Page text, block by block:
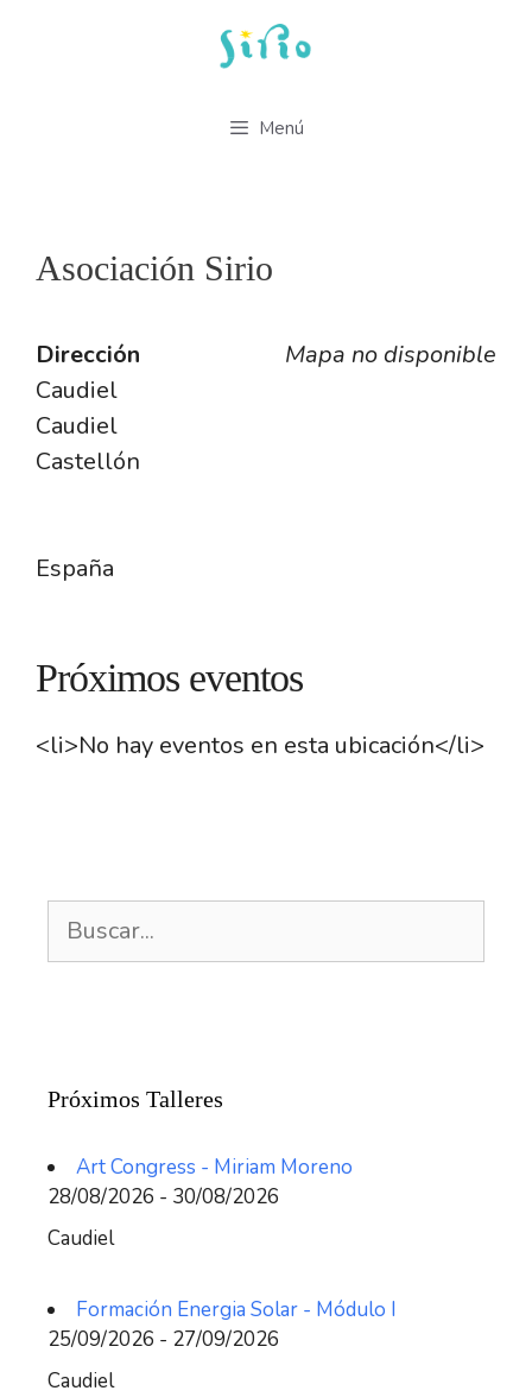
Menú
Asociación Sirio
Mapa no disponible
Dirección
Caudiel
Caudiel
Castellón
España
Próximos eventos
<li>No hay eventos en esta ubicación</li>
Próximos Talleres
Art Congress - Miriam Moreno
28/08/2026 - 30/08/2026
Caudiel
Formación Energia Solar - Módulo I
25/09/2026 - 27/09/2026
Caudiel